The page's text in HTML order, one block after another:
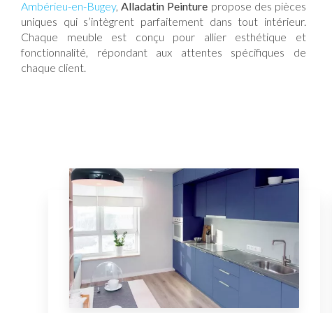
Ambérieu-en-Bugey, Alladatin Peinture propose des pièces
uniques qui s’intègrent parfaitement dans tout intérieur.
Chaque meuble est conçu pour allier esthétique et
fonctionnalité, répondant aux attentes spécifiques de
chaque client.